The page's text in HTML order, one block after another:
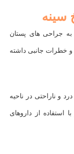
سینه
جراحی‌ های پستان
خطرات جانبی داشته
و ناراحتی در ناحیه
از داروهای